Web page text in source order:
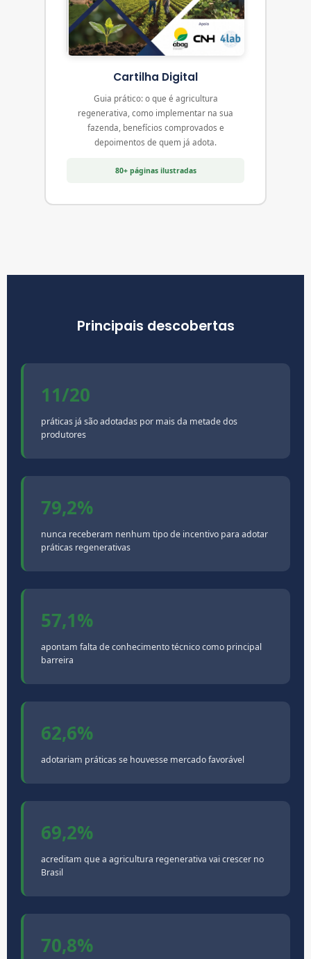
Cartilha Digital
Guia prático: o que é agricultura
regenerativa, como implementar na sua
fazenda, benefícios comprovados e
depoimentos de quem já adota.
80+ páginas ilustradas
Principais descobertas
11/20
práticas já são adotadas por mais da metade dos
produtores
79,2%
nunca receberam nenhum tipo de incentivo para adotar
práticas regenerativas
57,1%
apontam falta de conhecimento técnico como principal
barreira
62,6%
adotariam práticas se houvesse mercado favorável
69,2%
acreditam que a agricultura regenerativa vai crescer no
Brasil
70,8%